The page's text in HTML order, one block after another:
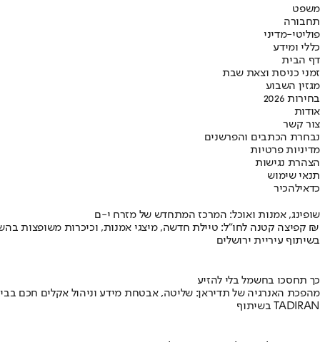
משפט
תחבורה
פוליטי-מדיני
כללי ומידע
דף הבית
זמני כניסת וצאת שבת
מגזין השבוע
בחירות 2026
אודות
צור קשר
נבחרת הכתבים והפרשנים
מדיניות פרטיות
הצהרת נגישות
תנאי שימוש
כדאילהכיר
שופינג, אמנות ואוכל: המרכז המתחדש של מזרח י-ם
קפיצה קטנה לחו"ל: טיילת חדשה, מיצגי אמנות, וכיכרות משופצות בהשקעה של 100 מיליון ₪
בשיתוף עיריית ירושלים
כך תחסכו בחשמל בלי להזיע
מהפכת האנרגיה של תדיראן: שליטה, אבטחת מידע וניהול אקלים חכם
בשיתוף TADIRAN